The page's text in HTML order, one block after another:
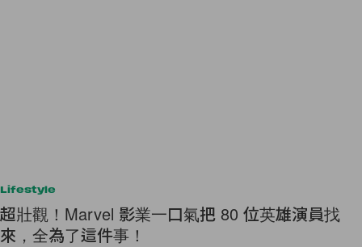
Lifestyle
超壯觀！Marvel 影業一口氣把 80 位英雄演員找
來，全為了這件事！